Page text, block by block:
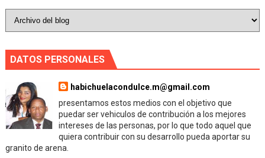
DATOS PERSONALES
habichuelacondulce.m@gmail.com
presentamos estos medios con el objetivo que
puedar ser vehiculos de contribución a los mejores
intereses de las personas, por lo que todo aquel que
quiera contribuir con su desarrollo pueda aportar su
granito de arena.